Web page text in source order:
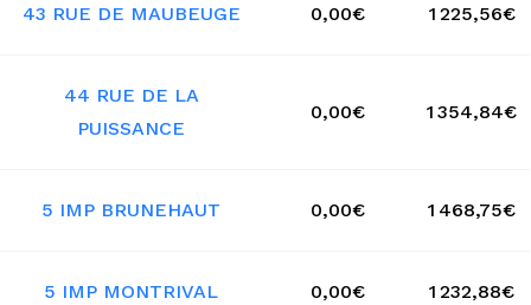
43 RUE DE MAUBEUGE 0,00€ 1 225,56€
44 RUE DE LA
PUISSANCE
0,00€ 1 354,84€
5 IMP BRUNEHAUT 0,00€ 1 468,75€
5 IMP MONTRIVAL 0,00€ 1 232,88€